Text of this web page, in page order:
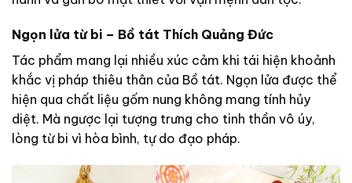
Ngọn lửa từ bi – Bồ tát Thích Quảng Đức
Tác phẩm mang lại nhiều xúc cảm khi tái hiện khoảnh
khắc vị pháp thiêu thân của Bồ tát. Ngọn lửa được thể
hiện qua chất liệu gốm nung không mang tính hủy
diệt. Mà ngược lại tượng trưng cho tinh thần vô úy,
lòng từ bi vì hòa bình, tự do đạo pháp.